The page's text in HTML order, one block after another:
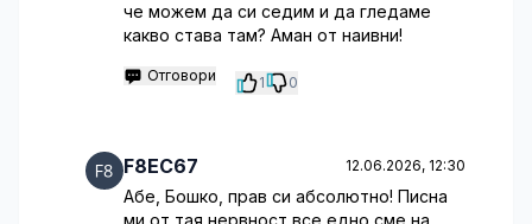
че можем да си седим и да гледаме
какво става там? Аман от наивни!
Отговори 1 0
F8EC67 12.06.2026, 12:30
Абе, Бошко, прав си абсолютно! Писна
ми от тая нервност все едно сме на